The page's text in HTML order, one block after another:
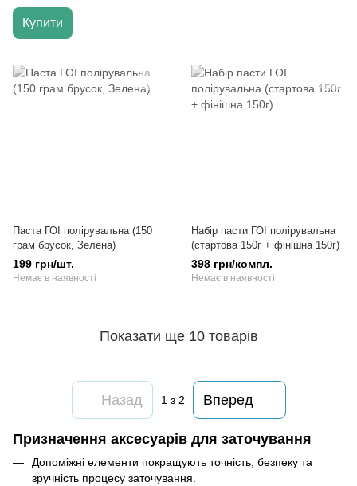
Купити
Паста ГОІ полірувальна (150
грам брусок, Зелена)
199 грн/шт.
Немає в наявності
Набір пасти ГОІ полірувальна
(стартова 150г + фінішна 150г)
398 грн/компл.
Немає в наявності
Показати ще 10 товарів
Назад 1 з 2 Вперед
Призначення аксесуарів для заточування
Допоміжні елементи покращують точність, безпеку та
зручність процесу заточування.